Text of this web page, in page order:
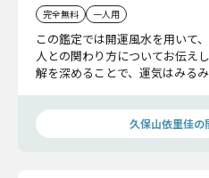
完全無料 一人用
この鑑定では開運風水を用いて
人との関わり方についてお伝え
解を深めることで、運気はみる
久保山依里佳